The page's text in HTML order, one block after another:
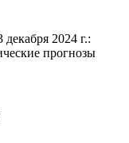
2024 г.:
прогнозы